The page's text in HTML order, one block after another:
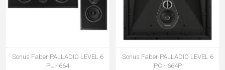
Sonus Faber PALLADIO LEVEL 6
PC - 664P
Sonus Faber PALLADIO LEVEL 6
PL - 664